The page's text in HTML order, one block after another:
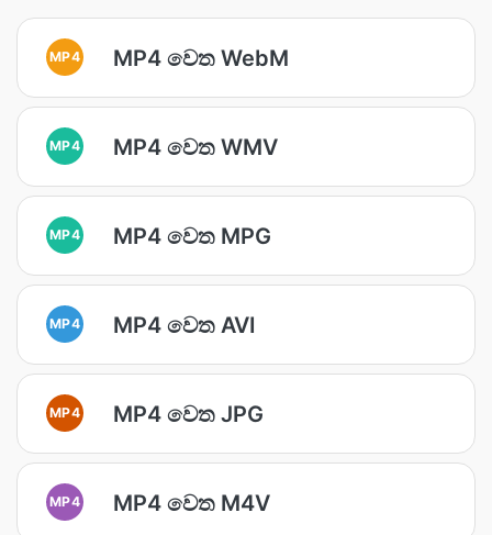
MP4 MP4 වෙත WebM
MP4 MP4 වෙත WMV
MP4 MP4 වෙත MPG
MP4 MP4 වෙත AVI
MP4 MP4 වෙත JPG
MP4 MP4 වෙත M4V